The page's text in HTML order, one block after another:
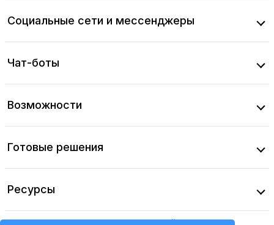
Социальные сети и мессенджеры
Чат-боты
Возможности
Готовые решения
Ресурсы